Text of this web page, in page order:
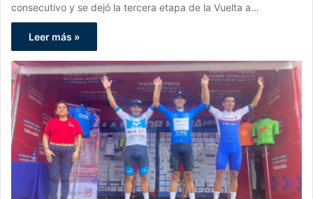
consecutivo y se dejó la tercera etapa de la Vuelta a…
Leer más »